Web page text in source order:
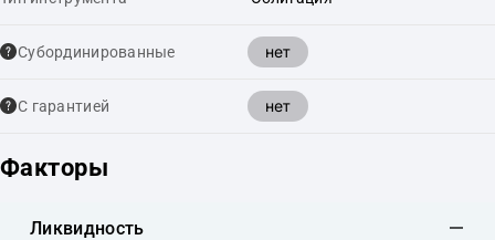
Cубординированные нет
С гарантией нет
Факторы
Ликвидность